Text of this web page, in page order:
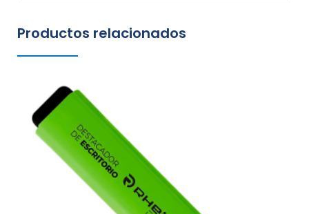
Productos relacionados